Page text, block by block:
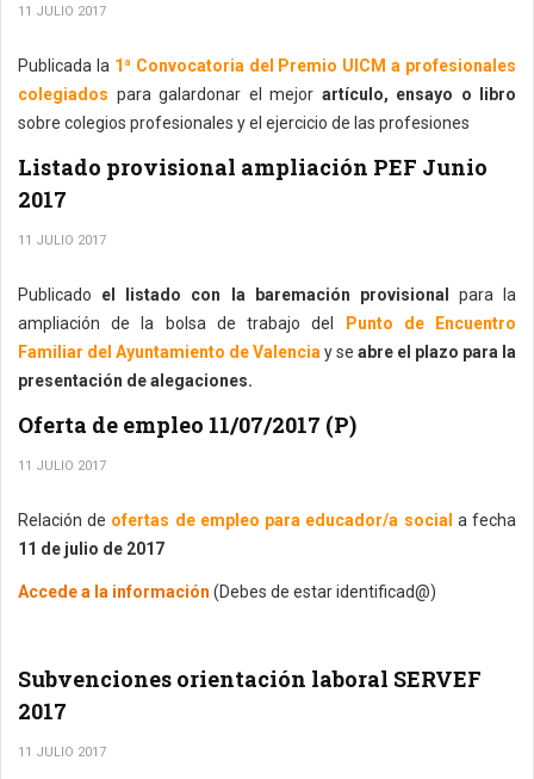
11 JULIO 2017
Publicada la 1ª Convocatoria del Premio UICM a profesionales
colegiados para galardonar el mejor artículo, ensayo o libro
sobre colegios profesionales y el ejercicio de las profesiones
Listado provisional ampliación PEF Junio
2017
11 JULIO 2017
Publicado el listado con la baremación provisional para la
ampliación de la bolsa de trabajo del
Punto de Encuentro
Familiar del Ayuntamiento de Valencia y se abre el plazo para la
presentación de alegaciones.
Oferta de empleo 11/07/2017 (P)
11 JULIO 2017
Relación de ofertas de empleo para educador/a social a fecha
11 de julio de 2017
Accede a la información (Debes de estar identificad@)
Subvenciones orientación laboral SERVEF
2017
11 JULIO 2017